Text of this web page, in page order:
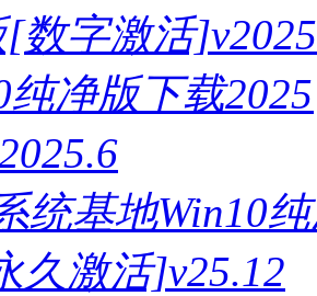
数字激活]v2025
纯净版下载
统基地Win10
久激活]v25.12